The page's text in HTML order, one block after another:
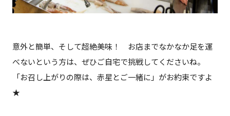
意外と簡単、そして超絶美味！ お店までなかなか足を運
べないという方は、ぜひご自宅で挑戦してくださいね。
「お召し上がりの際は、赤星とご一緒に」がお約束ですよ
★